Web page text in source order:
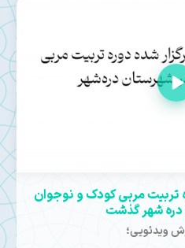
تربیت مربی کودک و نوجوان
دره شهر گذشت
ویدئویی؛